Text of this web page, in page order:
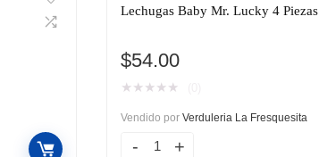
Lechugas Baby Mr. Lucky 4 Piezas
$54.00
★ ★ ★ ★ ★
Vendido por Verduleria La Fresquesita